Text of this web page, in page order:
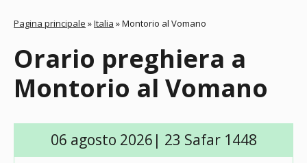
Pagina principale »Italia »Montorio al Vomano
Orario preghiera a
Montorio al Vomano
06 agosto 2026| 23 Safar 1448